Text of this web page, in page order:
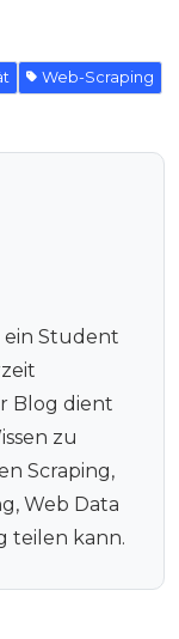
Web-Scraping
ein Student
Blog dient
zu
Scraping,
Web Data
teilen kann.